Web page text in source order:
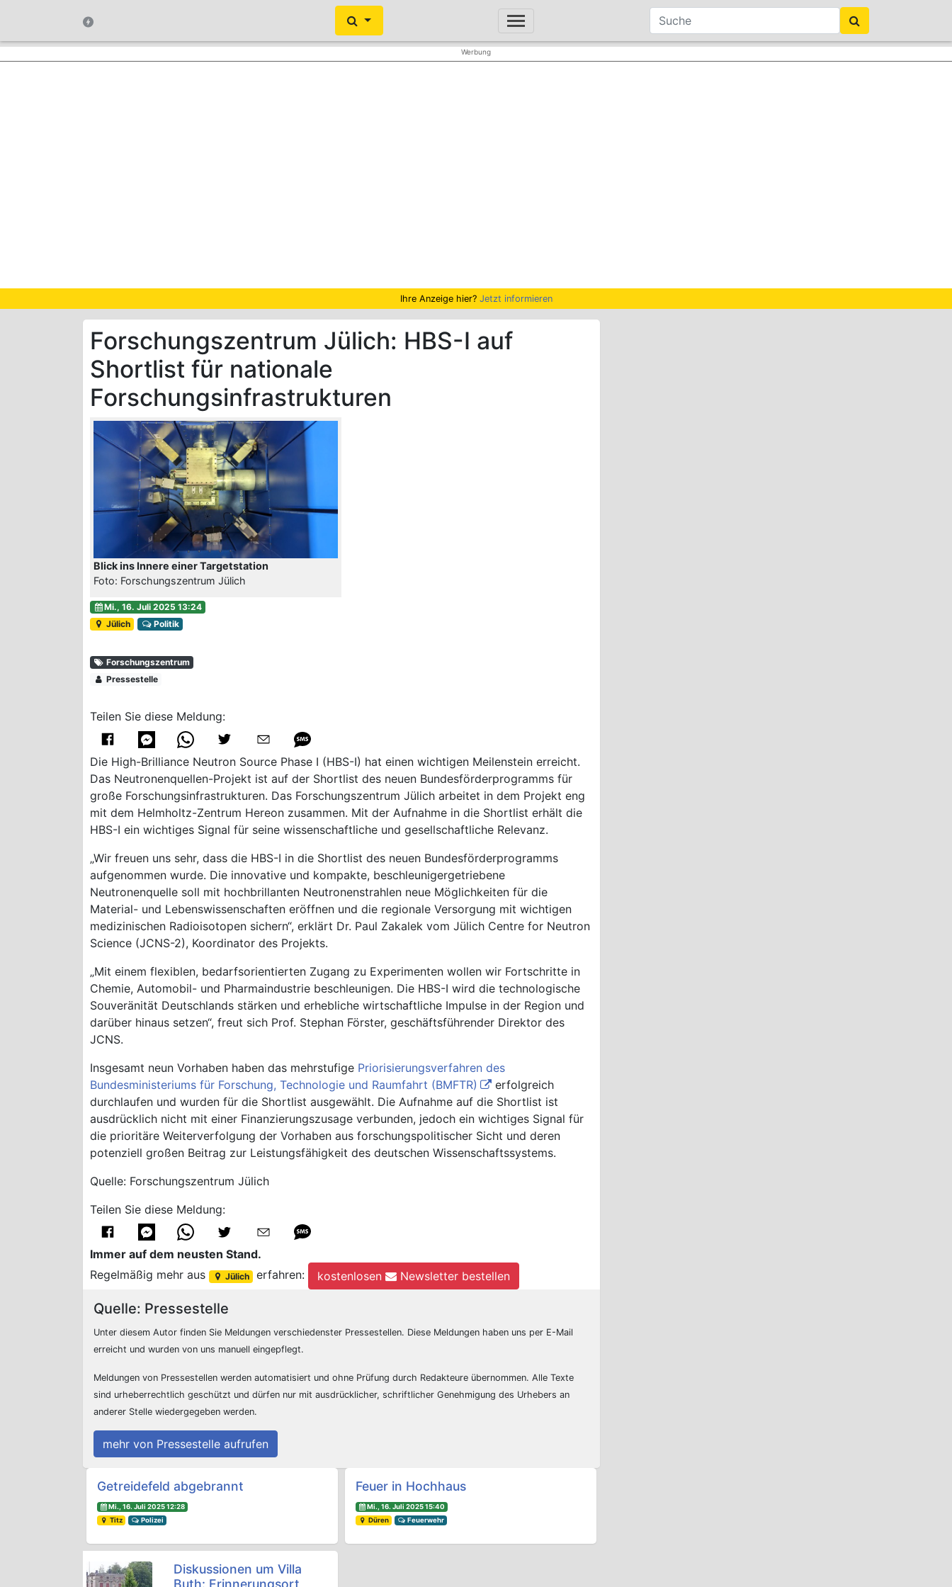
Ihre Anzeige hier? Jetzt informieren
Forschungszentrum Jülich: HBS-I auf
Shortlist für nationale
Forschungsinfrastrukturen
Blick ins Innere einer Targetstation
Foto: Forschungszentrum Jülich
Mi., 16. Juli 2025 13:24
Jülich
Politik
Forschungszentrum
Pressestelle
Teilen Sie diese Meldung:
Die High-Brilliance Neutron Source Phase I (HBS-I) hat einen wichtigen Meilenstein erreicht.
Das Neutronenquellen-Projekt ist auf der Shortlist des neuen Bundesförderprogramms für
große Forschungsinfrastrukturen. Das Forschungszentrum Jülich arbeitet in dem Projekt eng
mit dem Helmholtz-Zentrum Hereon zusammen. Mit der Aufnahme in die Shortlist erhält die
HBS-I ein wichtiges Signal für seine wissenschaftliche und gesellschaftliche Relevanz.
„Wir freuen uns sehr, dass die HBS-I in die Shortlist des neuen Bundesförderprogramms
aufgenommen wurde. Die innovative und kompakte, beschleunigergetriebene
Neutronenquelle soll mit hochbrillanten Neutronenstrahlen neue Möglichkeiten für die
Material- und Lebenswissenschaften eröffnen und die regionale Versorgung mit wichtigen
medizinischen Radioisotopen sichern“, erklärt Dr. Paul Zakalek vom Jülich Centre for Neutron
Science (JCNS-2), Koordinator des Projekts.
„Mit einem flexiblen, bedarfsorientierten Zugang zu Experimenten wollen wir Fortschritte in
Chemie, Automobil- und Pharmaindustrie beschleunigen. Die HBS-I wird die technologische
Souveränität Deutschlands stärken und erhebliche wirtschaftliche Impulse in der Region und
darüber hinaus setzen“, freut sich Prof. Stephan Förster, geschäftsführender Direktor des
JCNS.
Insgesamt neun Vorhaben haben das mehrstufige Priorisierungsverfahren des
Bundesministeriums für Forschung, Technologie und Raumfahrt (BMFTR)
erfolgreich
durchlaufen und wurden für die Shortlist ausgewählt. Die Aufnahme auf die Shortlist ist
ausdrücklich nicht mit einer Finanzierungszusage verbunden, jedoch ein wichtiges Signal für
die prioritäre Weiterverfolgung der Vorhaben aus forschungspolitischer Sicht und deren
potenziell großen Beitrag zur Leistungsfähigkeit des deutschen Wissenschaftssystems.
Quelle: Forschungszentrum Jülich
Teilen Sie diese Meldung:
Immer auf dem neusten Stand.
Regelmäßig mehr aus
Jülich erfahren: kostenlosen Newsletter bestellen
Quelle: Pressestelle
Unter diesem Autor finden Sie Meldungen verschiedenster Pressestellen. Diese Meldungen haben uns per E-Mail
erreicht und wurden von uns manuell eingepflegt.
Meldungen von Pressestellen werden automatisiert und ohne Prüfung durch Redakteure übernommen. Alle Texte
sind urheberrechtlich geschützt und dürfen nur mit ausdrücklicher, schriftlicher Genehmigung des Urhebers an
anderer Stelle wiedergegeben werden.
mehr von Pressestelle aufrufen
Beitrags-Navigation
Getreidefeld abgebrannt
Mi., 16. Juli 2025 12:28
Titz
Polizei
Feuer in Hochhaus
Mi., 16. Juli 2025 15:40
Düren
Feuerwehr
Diskussionen um Villa